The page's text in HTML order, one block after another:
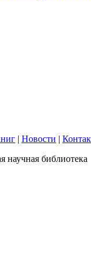
| Новости |
научная библиотека